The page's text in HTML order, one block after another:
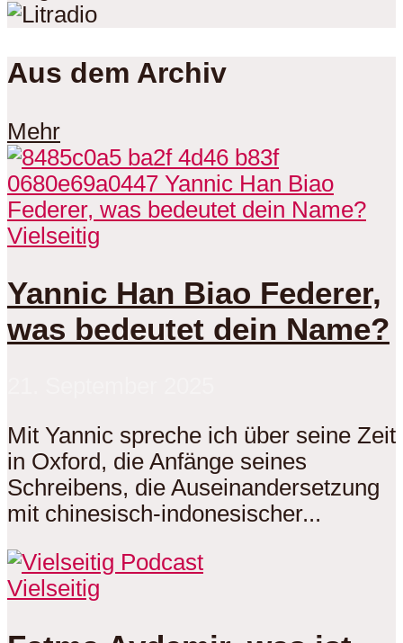
Aus dem Archiv
Mehr
Vielseitig
Yannic Han Biao Federer,
was bedeutet dein Name?
Mit Yannic spreche ich über seine Zeit
in Oxford, die Anfänge seines
Schreibens, die Auseinandersetzung
mit chinesisch-indonesischer...
Vielseitig